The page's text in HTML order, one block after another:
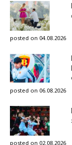
posted on 04.08.2026
posted on 06.08.2026
posted on 02.08.2026